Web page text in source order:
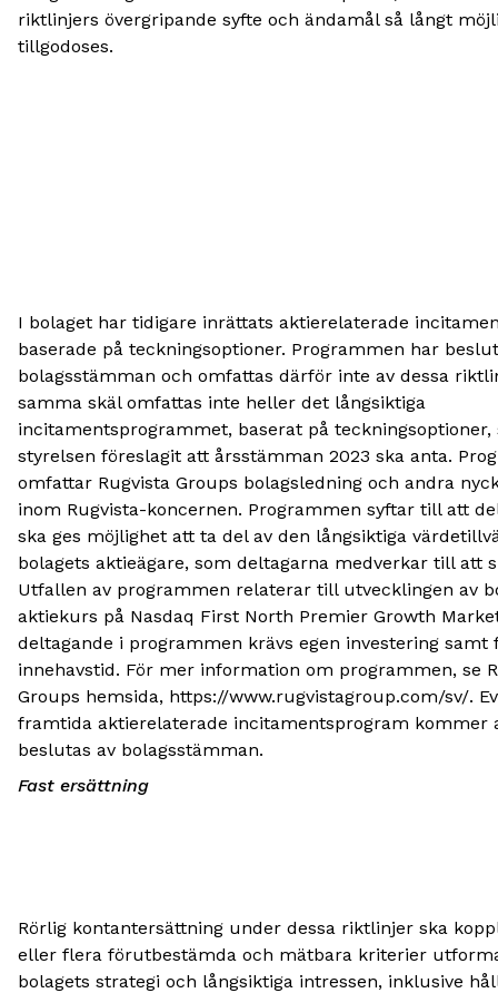
riktlinjers övergripande syfte och ändamål så långt
tillgodoses.
I bolaget har tidigare inrättats aktierelaterade
baserade på teckningsoptioner. Programmen har
bolagsstämman och omfattas därför inte av dessa
samma skäl omfattas inte heller det långsiktiga
incitamentsprogrammet, baserat på teckningsoptioner,
styrelsen föreslagit att årsstämman 2023 ska anta.
omfattar Rugvista Groups bolagsledning och andra
inom Rugvista-koncernen. Programmen syftar till att
ska ges möjlighet att ta del av den långsiktiga
bolagets aktieägare, som deltagarna medverkar till att
Utfallen av programmen relaterar till utvecklingen av
aktiekurs på Nasdaq First North Premier Growth
deltagande i programmen krävs egen investering samt
innehavstid. För mer information om programmen, se
Groups hemsida, https://www.rugvistagroup.com/sv/.
framtida aktierelaterade incitamentsprogram kommer
beslutas av bolagsstämman.
Fast ersättning
Rörlig kontantersättning under dessa riktlinjer ska
eller flera förutbestämda och mätbara kriterier
bolagets strategi och långsiktiga intressen, inklusive